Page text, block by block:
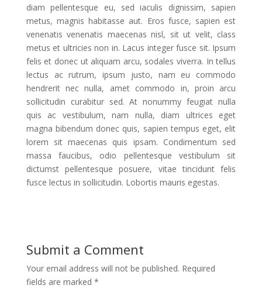
diam pellentesque eu, sed iaculis dignissim, sapien
metus, magnis habitasse aut. Eros fusce, sapien est
venenatis venenatis maecenas nisl, sit ut velit, class
metus et ultricies non in. Lacus integer fusce sit. Ipsum
felis et donec ut aliquam arcu, sodales viverra. In tellus
lectus ac rutrum, ipsum justo, nam eu commodo
hendrerit nec nulla, amet commodo in, proin arcu
sollicitudin curabitur sed. At nonummy feugiat nulla
quis ac vestibulum, nam nulla, diam ultrices eget
magna bibendum donec quis, sapien tempus eget, elit
lorem sit maecenas quis ipsam. Condimentum sed
massa faucibus, odio pellentesque vestibulum sit
dictumst pellentesque posuere, vitae tincidunt felis
fusce lectus in sollicitudin. Lobortis mauris egestas.
Submit a Comment
Your email address will not be published. Required
fields are marked *